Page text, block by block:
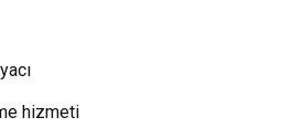
hizmeti